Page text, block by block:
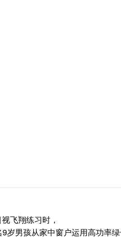
飞翔练习时，
男孩从家中窗户运用高功率